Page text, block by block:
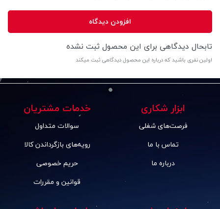
افزودن دیدگاه
تابحال دیدگاهی برای این محصول ثبت نشده
اولین نفری باشید که درباره این محصول دیدگاهی ثبت میکند
ابزار شکاری
فرصت‌های شغلی
تماس با ما
درباره ما
خدمات مشتریان
سوالات متداول
رویه‌های بازگرداندن کالا
حریم خصوصی
قوانین و مقررات